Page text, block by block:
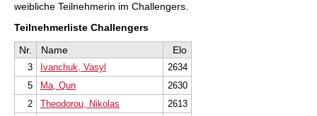
weibliche Teilnehmerin im Challengers.
Teilnehmerliste Challengers
Nr.
Name Elo
3 Ivanchuk, Vasyl
2634
5
Ma, Qun
2630
2
Theodorou, Nikolas
2613